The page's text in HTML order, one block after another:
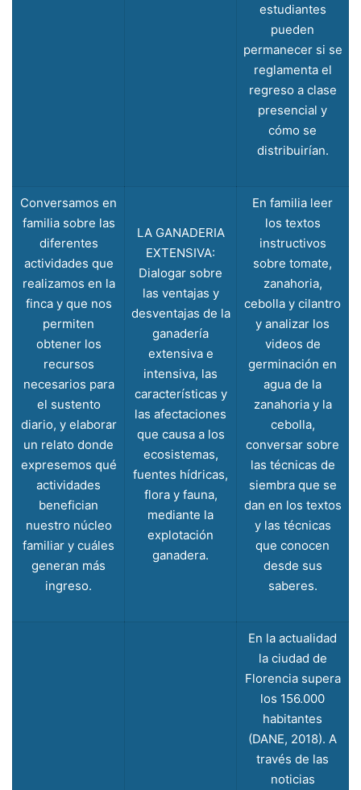
estudiantes
pueden
permanecer si se
reglamenta el
regreso a clase
presencial y
cómo se
distribuirían.
Conversamos en
familia sobre las
diferentes
actividades que
realizamos en la
finca y que nos
permiten
obtener los
recursos
necesarios para
el sustento
diario, y elaborar
un relato donde
expresemos qué
actividades
benefician
nuestro núcleo
familiar y cuáles
generan más
ingreso.
LA GANADERIA
EXTENSIVA:
Dialogar sobre
las ventajas y
desventajas de la
ganadería
extensiva e
intensiva, las
características y
las afectaciones
que causa a los
ecosistemas,
fuentes hídricas,
flora y fauna,
mediante la
explotación
ganadera.
En familia leer
los textos
instructivos
sobre tomate,
zanahoria,
cebolla y cilantro
y analizar los
videos de
germinación en
agua de la
zanahoria y la
cebolla,
conversar sobre
las técnicas de
siembra que se
dan en los textos
y las técnicas
que conocen
desde sus
saberes.
En la actualidad
la ciudad de
Florencia supera
los 156.000
habitantes
(DANE, 2018). A
través de las
noticias